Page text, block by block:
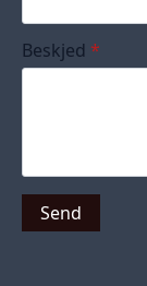
Beskjed *
Send